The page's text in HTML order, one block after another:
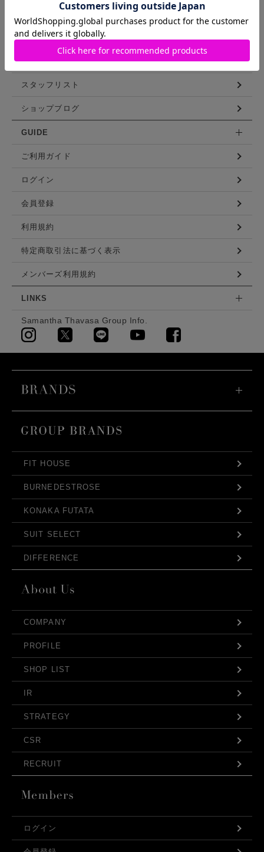
ランキング
コーディネート
スタッフリスト
ショップブログ
GUIDE
ご利用ガイド
ログイン
会員登録
利用規約
特定商取引法に基づく表示
メンバーズ利用規約
LINKS
Samantha Thavasa Group Info.
FIT HOUSE
BURNEDESTROSE
KONAKA FUTATA
SUIT SELECT
DIFFERENCE
COMPANY
PROFILE
SHOP LIST
IR
STRATEGY
CSR
RECRUIT
ログイン